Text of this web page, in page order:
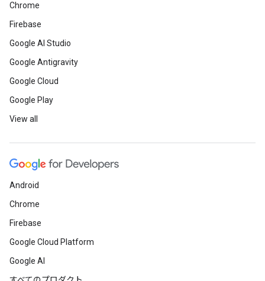
Chrome
Firebase
Google AI Studio
Google Antigravity
Google Cloud
Google Play
View all
Android
Chrome
Firebase
Google Cloud Platform
Google AI